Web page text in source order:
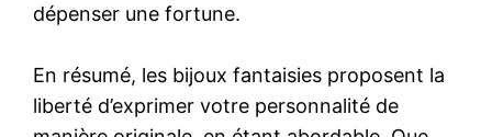
dépenser une fortune.
En résumé, les bijoux fantaisies proposent la
liberté d’exprimer votre personnalité de